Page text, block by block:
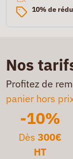
10% de
Nos
Profitez de
panier hors
-10%
Dès300€
HT